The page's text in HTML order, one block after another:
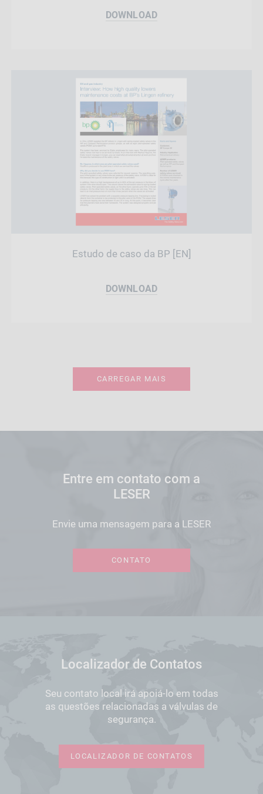
DOWNLOAD
Estudo de caso da BP [EN]
DOWNLOAD
CARREGAR MAIS
Entre em contato com a
LESER
Envie uma mensagem para a LESER
CONTATO
Localizador de Contatos
Seu contato local irá apoiá-lo em todas
as questões relacionadas a válvulas de
segurança.
LOCALIZADOR DE CONTATOS